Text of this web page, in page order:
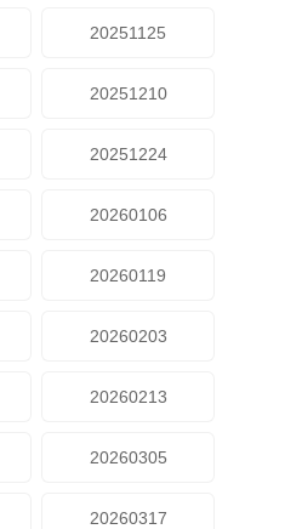
20251125
20251210
20251224
20260106
20260119
20260203
20260213
20260305
20260317